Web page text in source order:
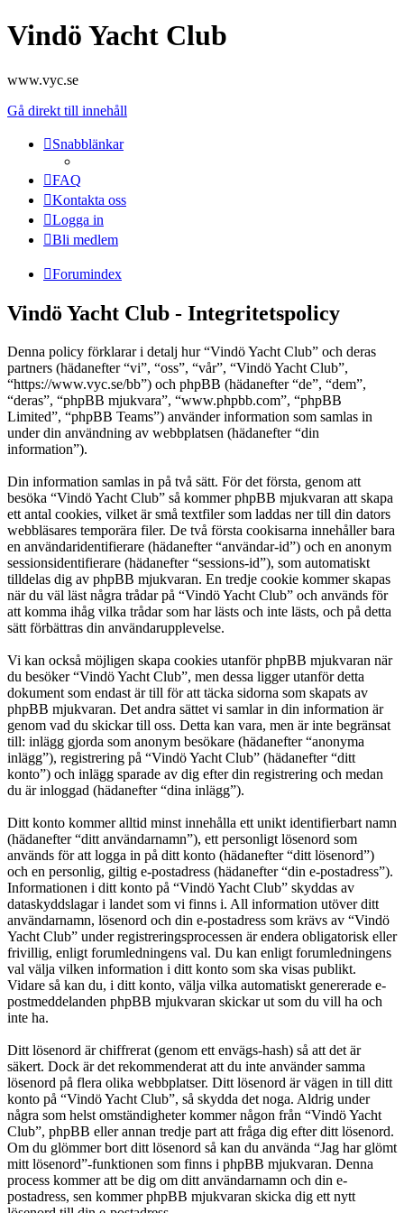
Vindö Yacht Club
www.vyc.se
Gå direkt till innehåll
Snabblänkar
FAQ
Kontakta oss
Logga in
Bli medlem
Forumindex
Vindö Yacht Club - Integritetspolicy
Denna policy förklarar i detalj hur “Vindö Yacht Club” och deras
partners (hädanefter “vi”, “oss”, “vår”, “Vindö Yacht Club”,
“https://www.vyc.se/bb”) och phpBB (hädanefter “de”, “dem”,
“deras”, “phpBB mjukvara”, “www.phpbb.com”, “phpBB
Limited”, “phpBB Teams”) använder information som samlas in
under din användning av webbplatsen (hädanefter “din
information”).
Din information samlas in på två sätt. För det första, genom att
besöka “Vindö Yacht Club” så kommer phpBB mjukvaran att skapa
ett antal cookies, vilket är små textfiler som laddas ner till din dators
webbläsares temporära filer. De två första cookisarna innehåller bara
en användaridentifierare (hädanefter “användar-id”) och en anonym
sessionsidentifierare (hädanefter “sessions-id”), som automatiskt
tilldelas dig av phpBB mjukvaran. En tredje cookie kommer skapas
när du väl läst några trådar på “Vindö Yacht Club” och används för
att komma ihåg vilka trådar som har lästs och inte lästs, och på detta
sätt förbättras din användarupplevelse.
Vi kan också möjligen skapa cookies utanför phpBB mjukvaran när
du besöker “Vindö Yacht Club”, men dessa ligger utanför detta
dokument som endast är till för att täcka sidorna som skapats av
phpBB mjukvaran. Det andra sättet vi samlar in din information är
genom vad du skickar till oss. Detta kan vara, men är inte begränsat
till: inlägg gjorda som anonym besökare (hädanefter “anonyma
inlägg”), registrering på “Vindö Yacht Club” (hädanefter “ditt
konto”) och inlägg sparade av dig efter din registrering och medan
du är inloggad (hädanefter “dina inlägg”).
Ditt konto kommer alltid minst innehålla ett unikt identifierbart namn
(hädanefter “ditt användarnamn”), ett personligt lösenord som
används för att logga in på ditt konto (hädanefter “ditt lösenord”)
och en personlig, giltig e-postadress (hädanefter “din e-postadress”).
Informationen i ditt konto på “Vindö Yacht Club” skyddas av
dataskyddslagar i landet som vi finns i. All information utöver ditt
användarnamn, lösenord och din e-postadress som krävs av “Vindö
Yacht Club” under registreringsprocessen är endera obligatorisk eller
frivillig, enligt forumledningens val. Du kan enligt forumledningens
val välja vilken information i ditt konto som ska visas publikt.
Vidare så kan du, i ditt konto, välja vilka automatiskt genererade e-
postmeddelanden phpBB mjukvaran skickar ut som du vill ha och
inte ha.
Ditt lösenord är chiffrerat (genom ett envägs-hash) så att det är
säkert. Dock är det rekommenderat att du inte använder samma
lösenord på flera olika webbplatser. Ditt lösenord är vägen in till ditt
konto på “Vindö Yacht Club”, så skydda det noga. Aldrig under
några som helst omständigheter kommer någon från “Vindö Yacht
Club”, phpBB eller annan tredje part att fråga dig efter ditt lösenord.
Om du glömmer bort ditt lösenord så kan du använda “Jag har glömt
mitt lösenord”-funktionen som finns i phpBB mjukvaran. Denna
process kommer att be dig om ditt användarnamn och din e-
postadress, sen kommer phpBB mjukvaran skicka dig ett nytt